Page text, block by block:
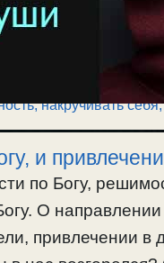
накручивать себя
и
по Богу,
О
привлечении в